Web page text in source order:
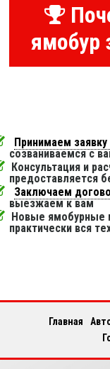
ямобур
Принимаем заявку
созваниваемся с
Консультация и
предоставляется
Заключаем
выезжаем к вам
Новые ямобурные
практически вся
Главная